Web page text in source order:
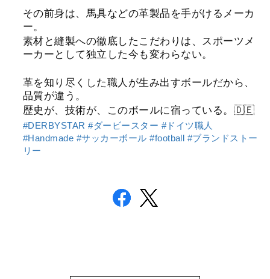
その前身は、馬具などの革製品を手がけるメーカ
ー。
素材と縫製への徹底したこだわりは、スポーツメ
ーカーとして独立した今も変わらない。
革を知り尽くした職人が生み出すボールだから、
品質が違う。
歴史が、技術が、このボールに宿っている。🇩🇪
#DERBYSTAR #ダービースター #ドイツ職人
#Handmade #サッカーボール #football #ブランドストー
リー